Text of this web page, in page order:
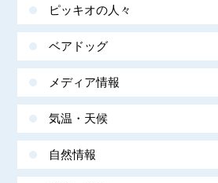
ピッキオの人々
ベアドッグ
メディア情報
気温・天候
自然情報